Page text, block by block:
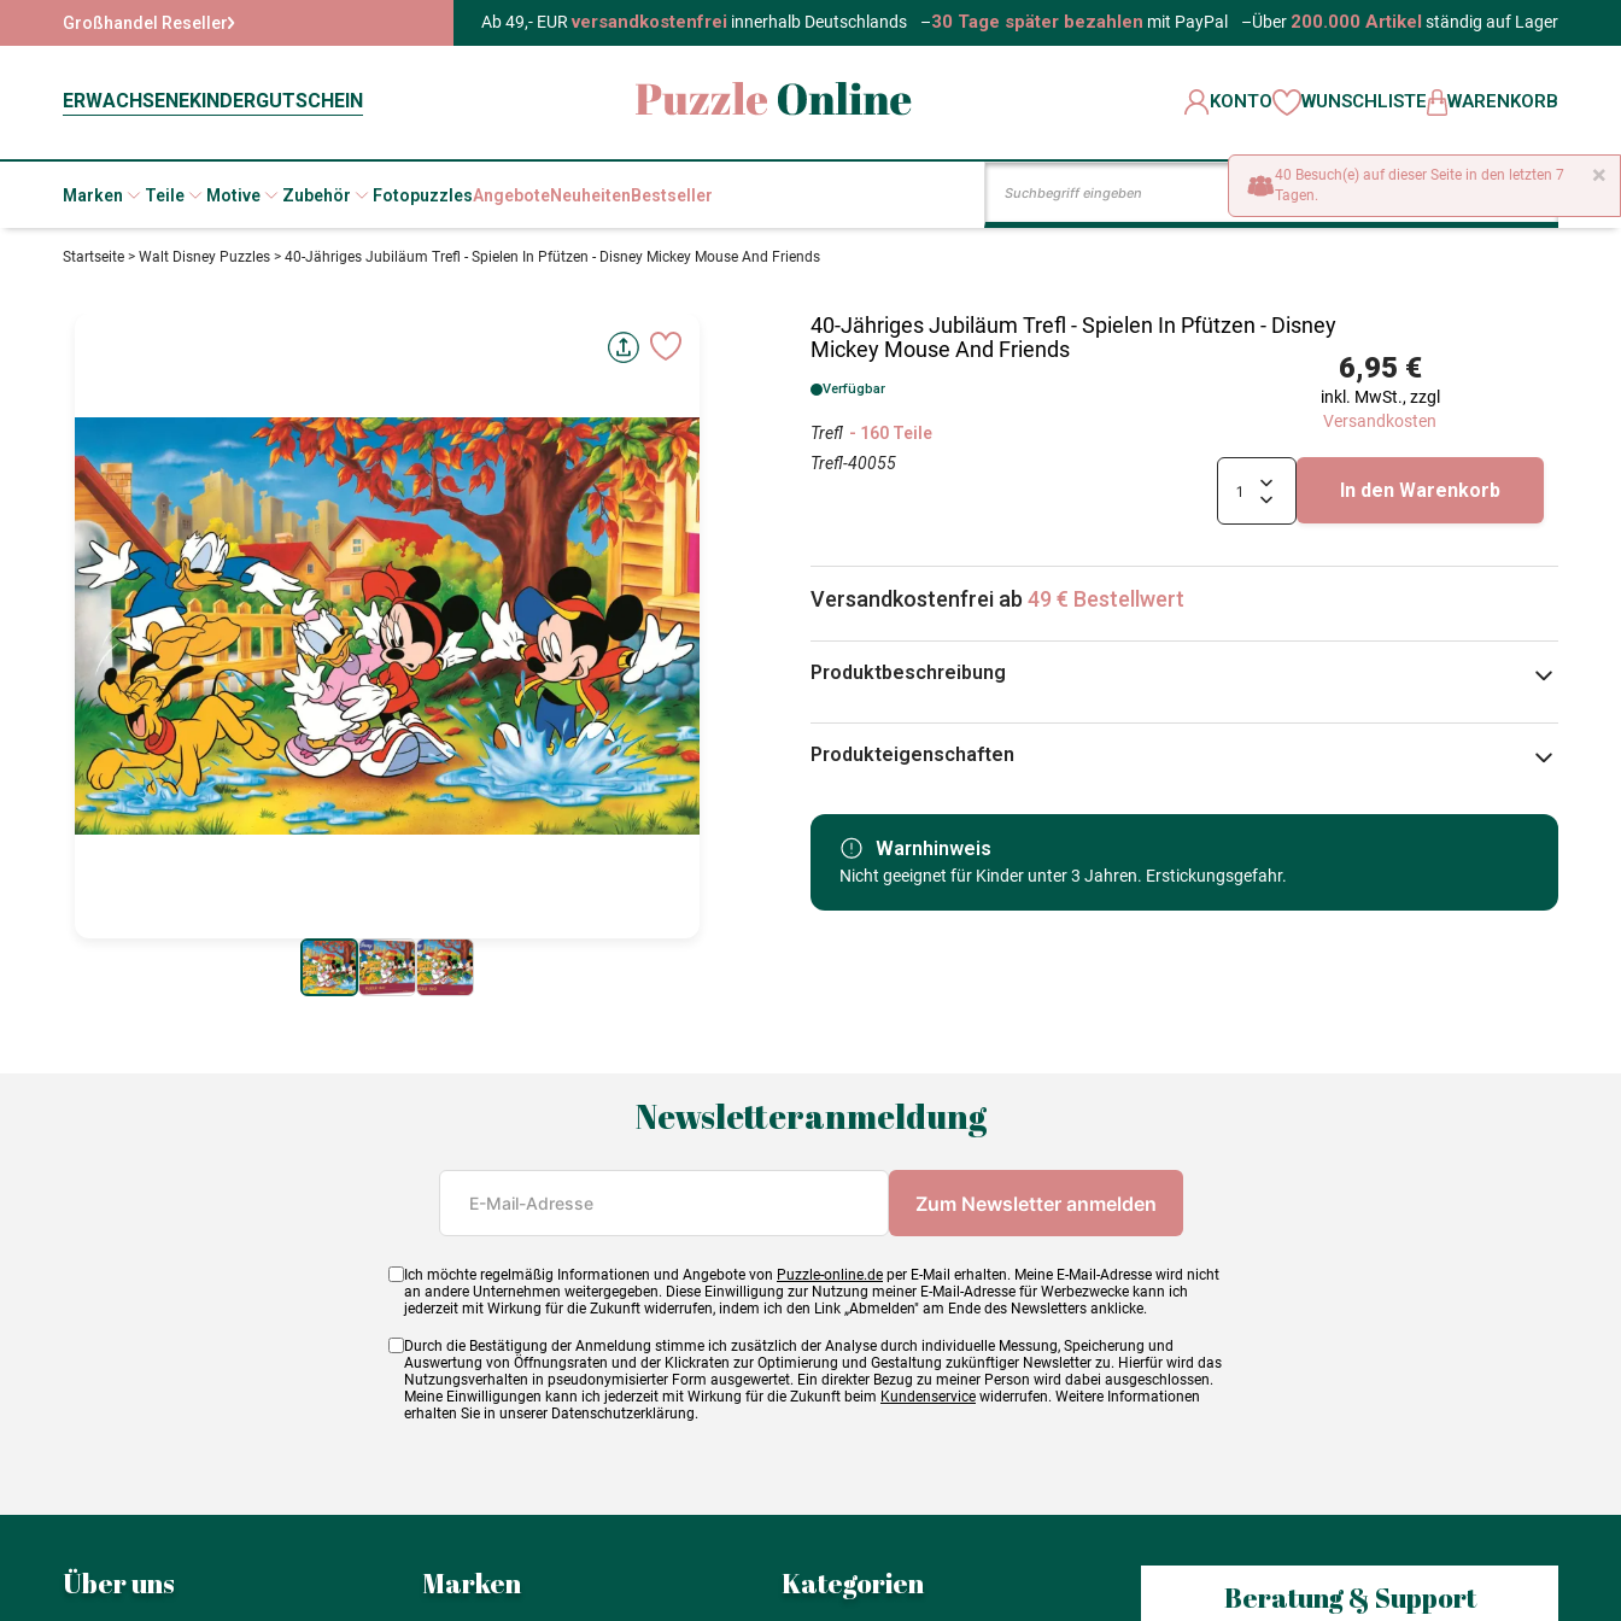
Großhandel Reseller Ab 49,- EURversandkostenfrei innerhalb Deutschlands –30 Tage später bezahlen mit PayPal –Über 200.000 Artikel ständig auf Lager
ERWACHSENEKINDERGUTSCHEIN KONTO WUNSCHLISTE WARENKORB
Marken Teile Motive Zubehör FotopuzzlesAngeboteNeuheitenBestseller
Startseite > Walt Disney Puzzles > 40-Jähriges Jubiläum Trefl - Spielen In Pfützen - Disney Mickey Mouse And Friends
40-Jähriges Jubiläum Trefl - Spielen In Pfützen - Disney
Mickey Mouse And Friends
Verfügbar
Trefl - 160 Teile
Trefl-40055
6,95 €
inkl. MwSt., zzgl
Versandkosten
In den Warenkorb
Versandkostenfrei ab 49 € Bestellwert
Produktbeschreibung
Disney
Produkteigenschaften
Kategorie
ab 8 Jahre (101 bis 250 Teile)
Warnhinweis
Nicht geeignet für Kinder unter 3 Jahren. Erstickungsgefahr.
Newsletteranmeldung
Ich möchte regelmäßig Informationen und Angebote von Puzzle-online.de per E-Mail erhalten. Meine E-Mail-Adresse wird nicht
an andere Unternehmen weitergegeben. Diese Einwilligung zur Nutzung meiner E-Mail-Adresse für Werbezwecke kann ich
jederzeit mit Wirkung für die Zukunft widerrufen, indem ich den Link „Abmelden" am Ende des Newsletters anklicke.
Durch die Bestätigung der Anmeldung stimme ich zusätzlich der Analyse durch individuelle Messung, Speicherung und
Auswertung von Öffnungsraten und der Klickraten zur Optimierung und Gestaltung zukünftiger Newsletter zu. Hierfür wird das
Nutzungsverhalten in pseudonymisierter Form ausgewertet. Ein direkter Bezug zu meiner Person wird dabei ausgeschlossen.
Meine Einwilligungen kann ich jederzeit mit Wirkung für die Zukunft beim Kundenservice widerrufen. Weitere Informationen
erhalten Sie in unserer Datenschutzerklärung.
Über uns Marken Kategorien Beratung & Support
×
40 Besuch(e) auf dieser Seite in den letzten 7
Tagen.